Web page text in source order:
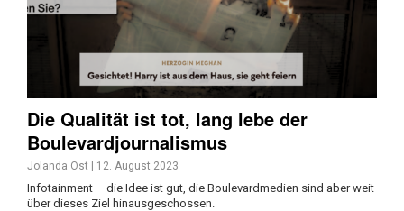
Die Qualität ist tot, lang lebe der
Boulevardjournalismus
Jolanda Ost | 12. August 2023
Infotainment – die Idee ist gut, die Boulevardmedien sind aber weit
über dieses Ziel hinausgeschossen.